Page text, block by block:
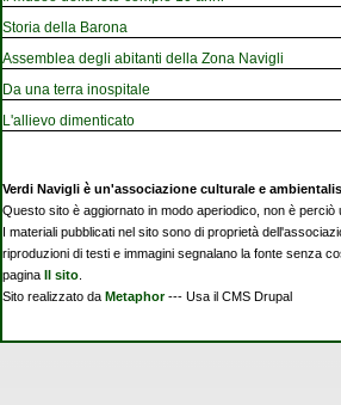
Storia della Barona
Assemblea degli abitanti della Zona Navigli
Da una terra inospitale
L'allievo dimenticato
Verdi Navigli è un'associazione culturale e
Questo sito è aggiornato in modo aperiodico, non è
I materiali pubblicati nel sito sono di proprietà
riproduzioni di testi e immagini segnalano la fonte senza
pagina Il sito
Sito realizzato da Metaphor--- Usa il CMS Drupal